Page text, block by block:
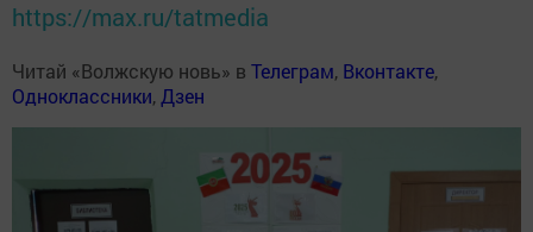
https://max.ru/tatmedia
Читай «Волжскую новь» в Телеграм, Вконтакте,
Одноклассники, Дзен